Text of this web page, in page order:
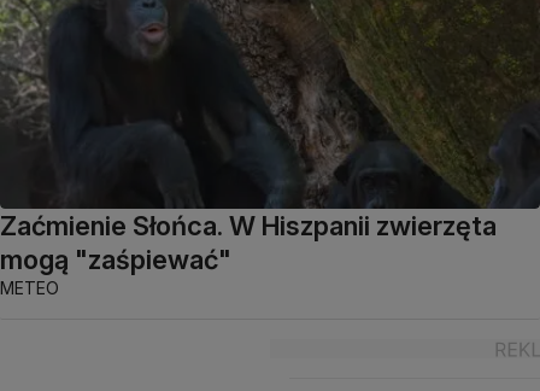
Zaćmienie Słońca. W Hiszpanii zwierzęta
mogą "zaśpiewać"
METEO